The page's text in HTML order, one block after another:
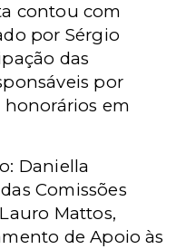
contou com
por Sérgio
das
por
em
Daniella
Comissões
Mattos,
de Apoio às